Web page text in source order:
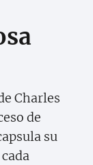
Charles
de
su